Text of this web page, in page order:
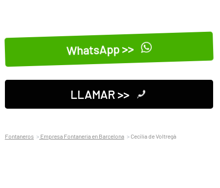
WhatsApp >>
LLAMAR >>
Fontaneros Empresa Fontaneria en Barcelona Cecília de Voltregà